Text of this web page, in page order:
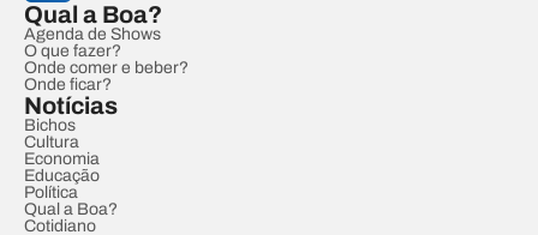
Qual a Boa?
Agenda de Shows
O que fazer?
Onde comer e beber?
Onde ficar?
Notícias
Bichos
Cultura
Economia
Educação
Política
Qual a Boa?
Cotidiano